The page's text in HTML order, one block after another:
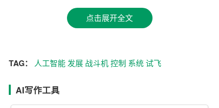
等。这些动作的完成质量相当高，展示出了AI系统出色的
控制能力和对战机的精准理解。美国空军部长在体验过程
这次试飞的成功，意味着AI控制战斗机在理论上已经具备
了实战的可能。未来，AI控制战斗机有望在战场上发挥重
要作用。首先，AI战斗机可以实现24小时不间断的空中巡
点击展开全文
TAG： 人工智能发展 战斗机控制 系统试飞
AI写作工具